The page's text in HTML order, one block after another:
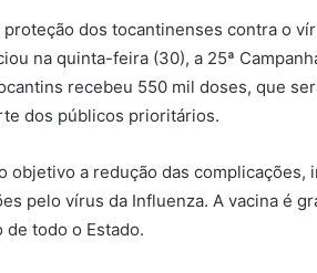
i
proteção dos tocantinenses contra o
na quinta-feira (30), a 25ª
recebeu 550 mil doses, que
dos públicos prioritários.
objetivo a redução das complicações,
pelo vírus da Influenza. A vacina é
de todo o Estado.